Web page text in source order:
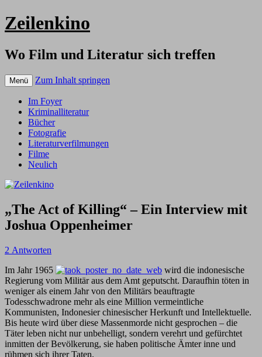
Zeilenkino
Wo Film und Literatur sich treffen
Menü Zum Inhalt springen
Im Foyer
Kriminalliteratur
Bücher
Fotografie
Literaturverfilmungen
Filme
Neulich
„The Act of Killing“ – Ein Interview mit
Joshua Oppenheimer
2 Antworten
Im Jahr 1965
wird die indonesische
Regierung vom Militär aus dem Amt geputscht. Daraufhin töten in
weniger als einem Jahr von den Militärs beauftragte
Todesschwadrone mehr als eine Million vermeintliche
Kommunisten, Indonesier chinesischer Herkunft und Intellektuelle.
Bis heute wird über diese Massenmorde nicht gesprochen – die
Täter leben nicht nur unbehelligt, sondern verehrt und gefürchtet
inmitten der Bevölkerung, sie haben politische Ämter inne und
rühmen sich ihrer Taten.